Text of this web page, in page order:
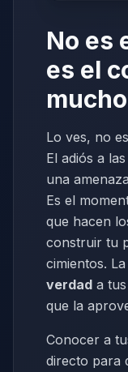
No es
es el
Lo ves, no
El adiós a
una
Es el
que hacen
construir tu
cimientos.
verdad a
que la
Conocer a
directo para